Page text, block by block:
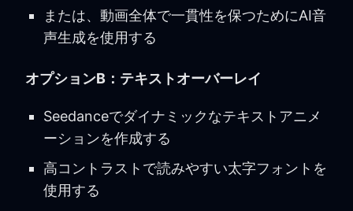
または、動画全体で一貫性を保つためにAI音
声生成を使用する
オプションB：テキストオーバーレイ
Seedanceでダイナミックなテキストアニメ
ーションを作成する
高コントラストで読みやすい太字フォントを
使用する